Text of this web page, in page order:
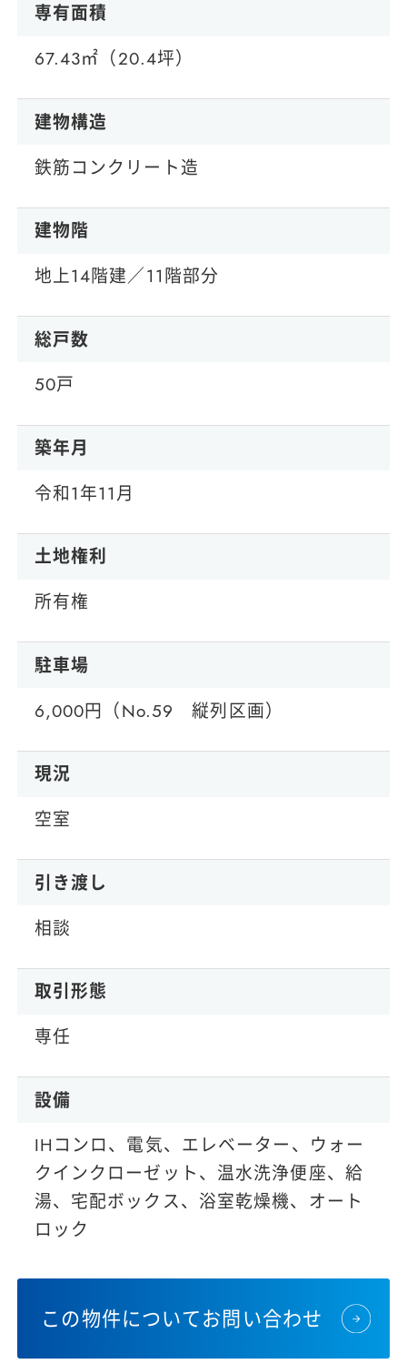
専有面積
67.43㎡（20.4坪）
建物構造
鉄筋コンクリート造
建物階
地上14階建／11階部分
総戸数
50戸
築年月
令和1年11月
土地権利
所有権
駐車場
6,000円（No.59 縦列区画）
現況
空室
引き渡し
相談
取引形態
専任
設備
IHコンロ、電気、エレベーター、ウォー
クインクローゼット、温水洗浄便座、給
湯、宅配ボックス、浴室乾燥機、オート
ロック
この物件についてお問い合わせ